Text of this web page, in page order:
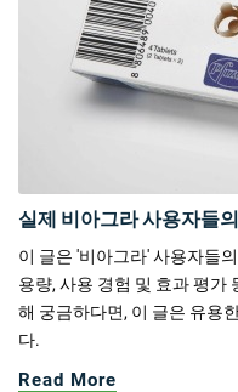
실제 비아그라 사용자들
이 글은 '비아그라' 사용자들
용량, 사용 경험 및 효과 평가
해 궁금하다면, 이 글은 유용
다.
Read More